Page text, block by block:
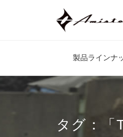
製品ラインナ
タグ：「